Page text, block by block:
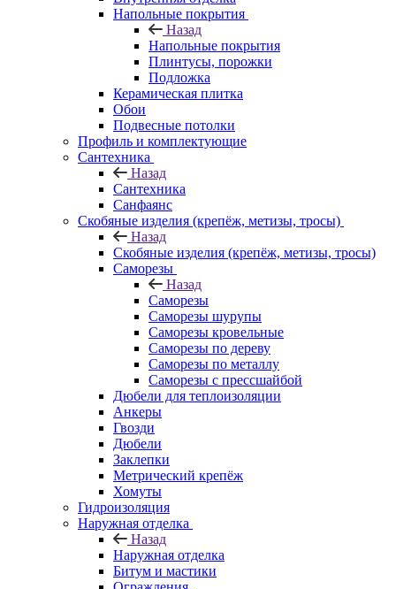
Напольные покрытия
Назад
Напольные покрытия
Плинтусы, порожки
Подложка
Керамическая плитка
Обои
Подвесные потолки
Профиль и комплектующие
Сантехника
Назад
Сантехника
Санфаянс
Скобяные изделия (крепёж, метизы, тросы)
Назад
Скобяные изделия (крепёж, метизы, тросы)
Саморезы
Назад
Саморезы
Саморезы шурупы
Саморезы кровельные
Саморезы по дереву
Саморезы по металлу
Саморезы с прессшайбой
Дюбели для теплоизоляции
Анкеры
Гвозди
Дюбели
Заклепки
Метрический крепёж
Хомуты
Гидроизоляция
Наружная отделка
Назад
Наружная отделка
Битум и мастики